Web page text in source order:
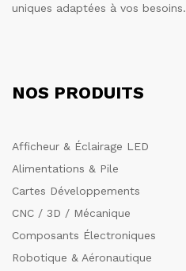
uniques adaptées à vos besoins.
NOS PRODUITS
Afficheur & Éclairage LED
Alimentations & Pile
Cartes Développements
CNC / 3D / Mécanique
Composants Électroniques
Robotique & Aéronautique